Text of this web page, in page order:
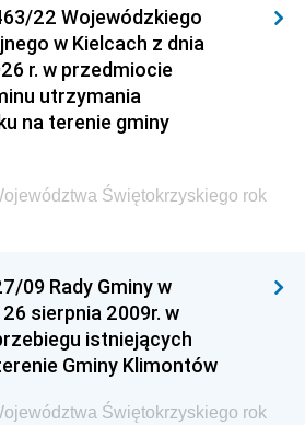
22 Wojewódzkiego
w Kielcach z dnia
r. w przedmiocie
utrzymania
na terenie gminy
Świętokrzyskiego rok
09 Rady Gminy w
sierpnia 2009r. w
istniejących
Gminy Klimontów
Świętokrzyskiego rok